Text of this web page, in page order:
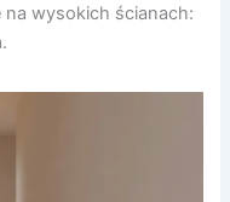
wysokich ścianach: